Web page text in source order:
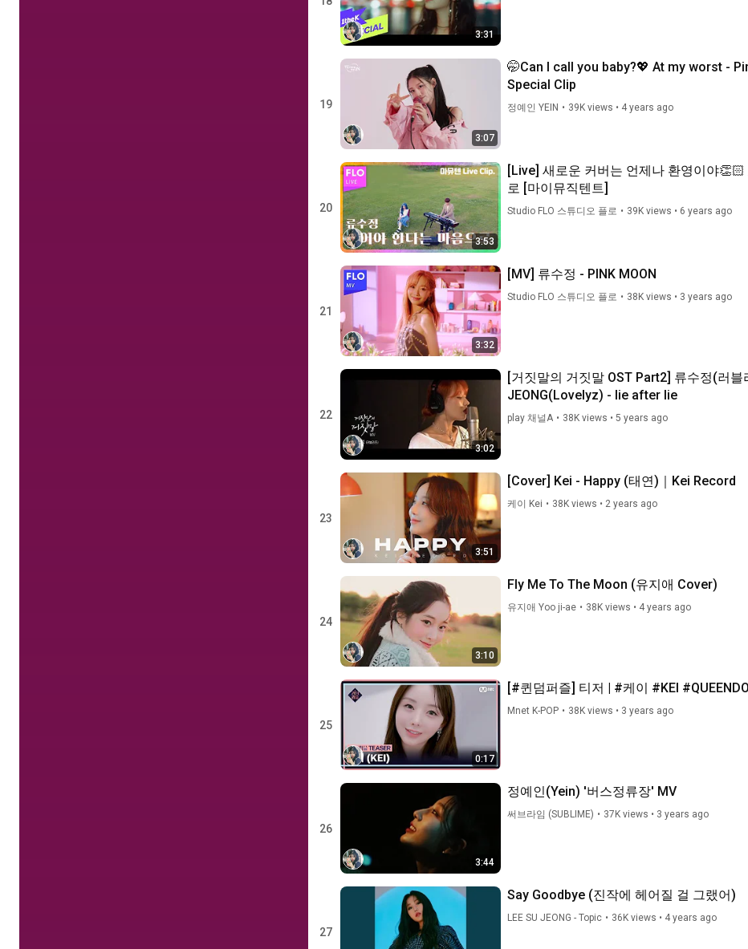
3:31
19
3:07
🤭Can I call you baby?💖 At my worst -
Special Clip
정예인 YEIN • 39K views • 4 years ago
20
3:53
[Live] 새로운 커버는 언제나 환영이야
로 [마이뮤직텐트]
Studio FLO 스튜디오 플로 • 39K views • 6 years ago
21
3:32
[MV] 류수정 - PINK MOON
Studio FLO 스튜디오 플로 • 38K views • 3 years ago
22
3:02
[거짓말의 거짓말 OST Part2] 류수정(러
JEONG(Lovelyz) - lie after lie
play 채널A • 38K views • 5 years ago
23
3:51
[Cover] Kei - Happy (태연)｜Kei Record
케이 Kei • 38K views • 2 years ago
24
3:10
Fly Me To The Moon (유지애 Cover)
유지애 Yoo ji-ae • 38K views • 4 years ago
25
0:17
[#퀸덤퍼즐] 티저 | #케이 #KEI
Mnet K-POP • 38K views • 3 years ago
26
3:44
정예인(Yein) '버스정류장' MV
써브라임 (SUBLIME) • 37K views • 3 years ago
27
Say Goodbye (진작에 헤어질 걸 그랬어)
LEE SU JEONG - Topic • 36K views • 4 years ago